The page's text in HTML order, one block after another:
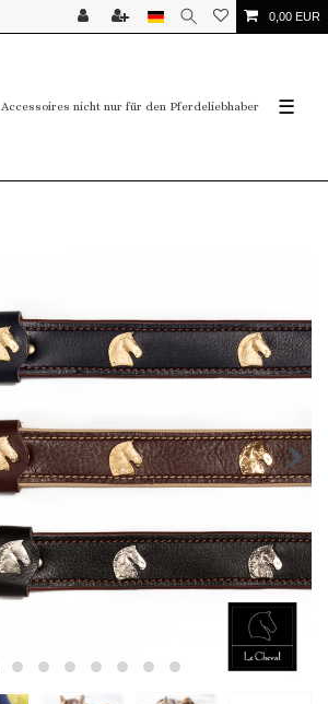
0,00 EUR
Accessoires nicht nur für den Pferdeliebhaber ☰